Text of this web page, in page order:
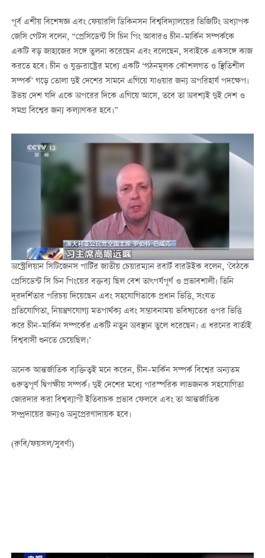
পূর্ব এশীয় বিশেষজ্ঞ এবং ফেয়ারলি ডিকিনসন বিশ্ববিদ্যালয়ের ভিজিটিং অধ্যাপক
জেসি গেটস বলেন, “প্রেসিডেন্ট সি চিন পিং আবারও চীন–মার্কিন সম্পর্ককে
একটি বড় জাহাজের সঙ্গে তুলনা করেছেন এবং বলেছেন, সবাইকে একসঙ্গে কাজ
করতে হবে। চীন ও যুক্তরাষ্ট্রের মধ্যে একটি ‘গঠনমূলক কৌশলগত ও স্থিতিশীল
সম্পর্ক’ গড়ে তোলা দুই দেশের সামনে এগিয়ে যাওয়ার জন্য অপরিহার্য পদক্ষেপ।
উভয় দেশ যদি একে অপরের দিকে এগিয়ে আসে, তবে তা অবশ্যই দুই দেশ ও
সমগ্র বিশ্বের জন্য কল্যাণকর হবে।”
অস্ট্রেলিয়ান সিটিজেনস পার্টির জাতীয় চেয়ারম্যান রবার্ট বারউইক বলেন, ‘বৈঠকে
প্রেসিডেন্ট সি চিন পিংয়ের বক্তব্য ছিল বেশ তাৎপর্যপূর্ণ ও প্রভাবশালী। তিনি
দূরদর্শিতার পরিচয় দিয়েছেন এবং সহযোগিতাকে প্রধান ভিত্তি, সংযত
প্রতিযোগিতা, নিয়ন্ত্রণযোগ্য মতপার্থক্য এবং সম্ভাবনাময় ভবিষ্যতের ওপর ভিত্তি
করে চীন–মার্কিন সম্পর্কের একটি নতুন অবস্থান তুলে ধরেছেন। এ ধরনের বার্তাই
বিশ্ববাসী শুনতে চেয়েছিল।’
অনেক আন্তর্জাতিক ব্যক্তিত্বই মনে করেন, চীন–মার্কিন সম্পর্ক বিশ্বের অন্যতম
গুরুত্বপূর্ণ দ্বিপক্ষীয় সম্পর্ক। দুই দেশের মধ্যে পারস্পরিক লাভজনক সহযোগিতা
জোরদার করা বিশ্বব্যাপী ইতিবাচক প্রভাব ফেলবে এবং তা আন্তর্জাতিক
সম্প্রদায়ের জন্যও অনুপ্রেরণাদায়ক হবে।
(রুবি/ফয়সল/সুবর্ণা)